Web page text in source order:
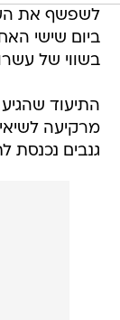
לשפשף את
ביום שישי
בשווי של
התיעוד
מרקיעה
גנבים נכנסת